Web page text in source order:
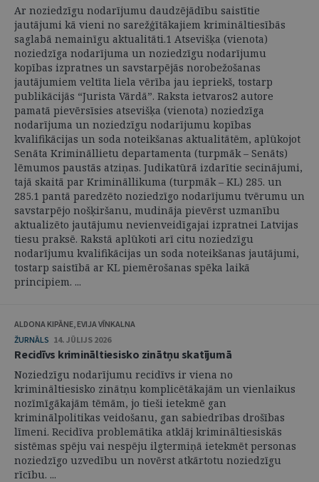
Ar noziedzīgu nodarījumu daudzējādību saistītie
jautājumi kā vieni no sarežģītākajiem krimināltiesībās
saglabā nemainīgu aktualitāti.1 Atsevišķa (vienota)
noziedzīga nodarījuma un noziedzīgu nodarījumu
kopības izpratnes un savstarpējās norobežošanas
jautājumiem veltīta liela vērība jau iepriekš, tostarp
publikācijās “Jurista Vārdā”. Raksta ietvaros2 autore
pamatā pievērsīsies atsevišķa (vienota) noziedzīga
nodarījuma un noziedzīgu nodarījumu kopības
kvalifikācijas un soda noteikšanas aktualitātēm, aplūkojot
Senāta Krimināllietu departamenta (turpmāk – Senāts)
lēmumos paustās atziņas. Judikatūrā izdarītie secinājumi,
tajā skaitā par Krimināllikuma (turpmāk – KL) 285. un
285.1 pantā paredzēto noziedzīgo nodarījumu tvērumu un
savstarpējo nošķiršanu, mudināja pievērst uzmanību
aktualizēto jautājumu nevienveidīgajai izpratnei Latvijas
tiesu praksē. Rakstā aplūkoti arī citu noziedzīgu
nodarījumu kvalifikācijas un soda noteikšanas jautājumi,
tostarp saistībā ar KL piemērošanas spēka laikā
principiem. ...
ALDONA KIPĀNE, EVIJA VĪNKALNA
ŽURNĀLS 14. JŪLIJS 2026
Recidīvs krimināltiesisko zinātņu skatījumā
Noziedzīgu nodarījumu recidīvs ir viena no
krimināltiesisko zinātņu komplicētākajām un vienlaikus
nozīmīgākajām tēmām, jo tieši ietekmē gan
kriminālpolitikas veidošanu, gan sabiedrības drošības
līmeni. Recidīva problemātika atklāj krimināltiesiskās
sistēmas spēju vai nespēju ilgtermiņā ietekmēt personas
noziedzīgo uzvedību un novērst atkārtotu noziedzīgu
rīcību. ...